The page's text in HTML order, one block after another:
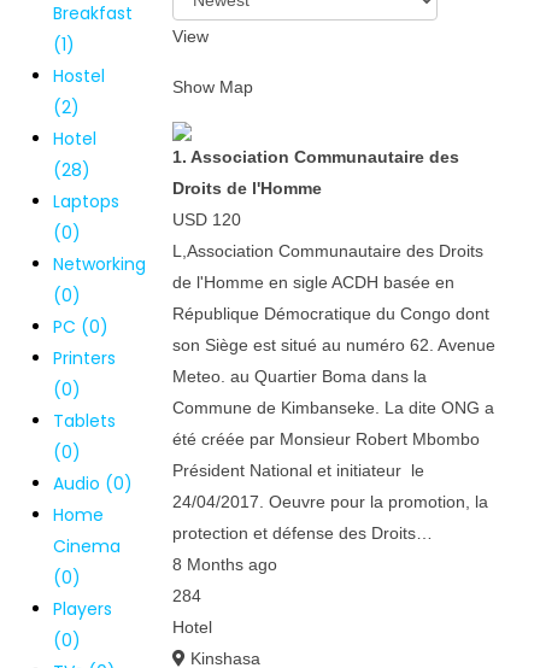
Breakfast
(1)
Hostel
(2)
Hotel
(28)
Laptops
(0)
Networking
(0)
PC (0)
Printers
(0)
Tablets
(0)
Audio (0)
Home
Cinema
(0)
Players
(0)
View
Show Map
1. Association Communautaire des
Droits de l'Homme
USD 120
L,Association Communautaire des Droits
de l'Homme en sigle ACDH basée en
République Démocratique du Congo dont
son Siège est situé au numéro 62. Avenue
Meteo. au Quartier Boma dans la
Commune de Kimbanseke. La dite ONG a
été créée par Monsieur Robert Mbombo
Président National et initiateur le
24/04/2017. Oeuvre pour la promotion, la
protection et défense des Droits…
8 Months ago
284
Hotel
Kinshasa